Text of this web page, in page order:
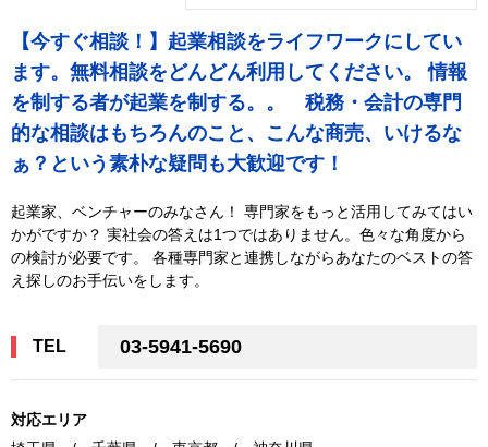
【今すぐ相談！】起業相談をライフワークにしてい
ます。無料相談をどんどん利用してください。 情報
を制する者が起業を制する。。 税務・会計の専門
的な相談はもちろんのこと、こんな商売、いけるな
ぁ？という素朴な疑問も大歓迎です！
起業家、ベンチャーのみなさん！ 専門家をもっと活用してみてはい
かがですか？ 実社会の答えは1つではありません。色々な角度から
の検討が必要です。 各種専門家と連携しながらあなたのベストの答
え探しのお手伝いをします。
TEL 03-5941-5690
対応エリア